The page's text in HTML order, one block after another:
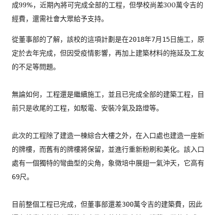
成99%， 近期內將可完成全部的工程，但學校尚差300萬令吉的
經費， 還需社會大眾給予支持。
從董事部的了解，該校的這項計劃是在2018年7月15日施工， 原
定於去年完成，但因受疫情影響， 再加上建築材料的拖延及工友
的不足等問題。
無論如何，工程還是繼續施工，並且已完成全部的建築工程，
目
前只是收尾的工程，如駁電、安裝冷氣及路燈等。
此次的工程除了建造一棟綜合大樓之外， 在入口處也建造一座新
的牌樓，而舊有的牌樓將保留， 並進行重新粉刷和美化。該入口
處有一個獨特的彎曲型的尖角， 象徵培中展翅一氣沖天，它高有
69尺。
目前整個工程已完成，但董事部還差300萬令吉的建築費，
因此